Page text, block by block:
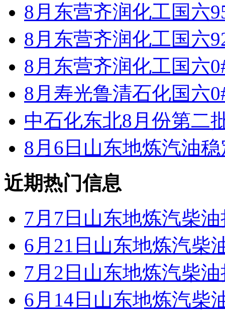
8月东营齐润化工国六
8月东营齐润化工国六
8月东营齐润化工国六
8月寿光鲁清石化国六
中石化东北8月份第二
8月6日山东地炼汽油
近期热门信息
7月7日山东地炼汽柴
6月21日山东地炼汽柴
7月2日山东地炼汽柴
6月14日山东地炼汽柴